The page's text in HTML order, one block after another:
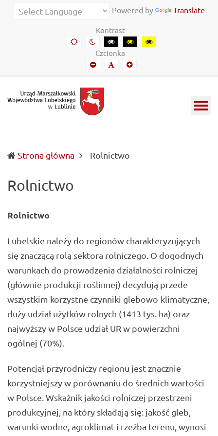
Urząd
Informacje
Lubelszczyźnie
Powered by Translate
Kontrast
Domyślny
kontrast
Kontrast
nocny
Kontrast
czarny-
biały
Kontrast
czarny-
Kontrast
żółto-
Czcionka
Mniejszy
font
Domyślny
font
Mniejszy
Strona główna Rolnictwo
Rolnictwo
Rolnictwo
Lubelskie należy do regionów charakteryzujących
się znaczącą rolą sektora rolniczego. O dogodnych
warunkach do prowadzenia działalności rolniczej
(głównie produkcji roślinnej) decydują przede
wszystkim korzystne czynniki glebowo-klimatyczne,
duży udział użytków rolnych (1413 tys. ha) oraz
najwyższy w Polsce udział UR w powierzchni
ogólnej (70%).
Potencjał przyrodniczy regionu jest znacznie
korzystniejszy w porównaniu do średnich wartości
w Polsce. Wskaźnik jakości rolniczej przestrzeni
produkcyjnej, na który składają się: jakość gleb,
warunki wodne, agroklimat i rzeźba terenu, wynosi